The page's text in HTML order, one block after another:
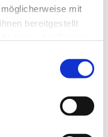
mit
bereitgestellt
GmbH